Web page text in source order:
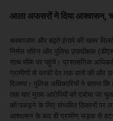
आला अफसरों ने दिया आश्वासन,
चक्काजाम और बढ़ते हंगामे की खबर
निर्मल सोरेन और पुलिस उपाधीक्षक
साथ मौके पर पहुंचे। प्रशासनिक
ग्रामीणों से काफी देर तक वार्ता की और
दिलाया। पुलिस अधिकारियों ने बताया
तक चार मुख्य आरोपियों को दबोचा जा
को पकड़ने के लिए संभावित ठिकानों पर
आश्वासन के बाद ही ग्रामीण सड़क से